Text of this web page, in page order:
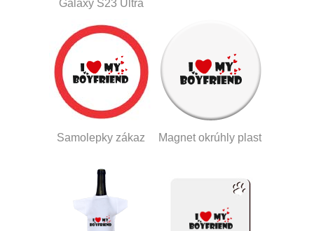
Galaxy S23 Ultra
Samolepky zákaz Magnet okrúhly plast